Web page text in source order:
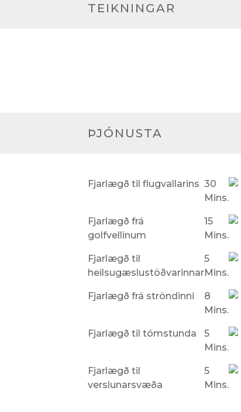
TEIKNINGAR
ÞJÓNUSTA
Fjarlægð til flugvallarins 30
Mins.
Fjarlægð frá
golfvellinum
15
Mins.
Fjarlægð til
heilsugæslustöðvarinnar
5
Mins.
Fjarlægð frá ströndinni
8
Mins.
Fjarlægð til tómstunda
5
Mins.
Fjarlægð til
verslunarsvæða
5
Mins.